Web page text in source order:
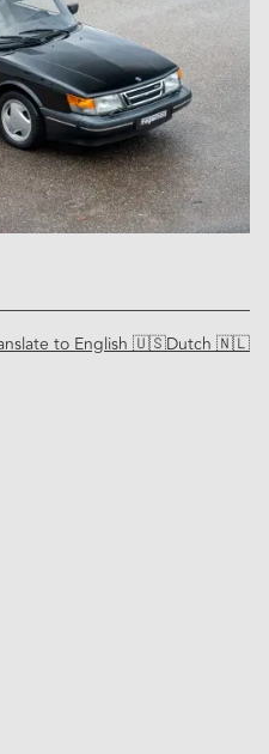
to English 🇺🇸Dutch 🇳🇱